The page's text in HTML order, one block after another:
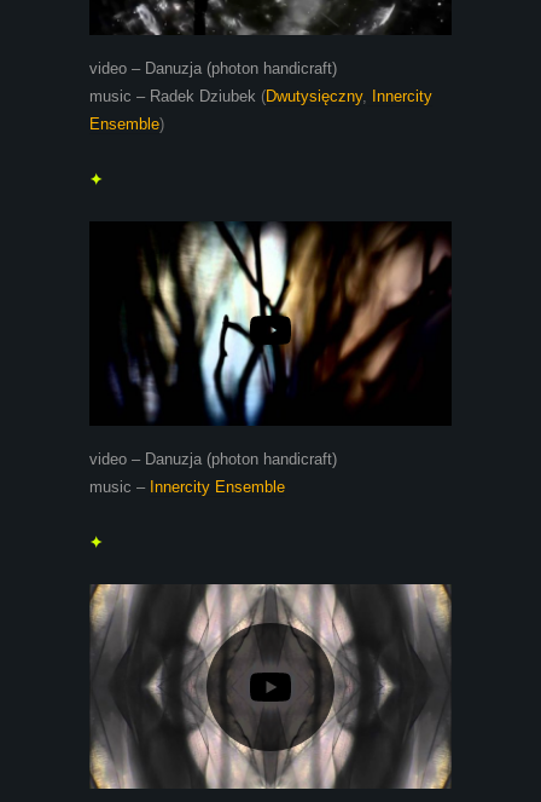
video – Danuzja (photon handicraft)
music – Radek Dziubek (Dwutysięczny, Innercity
Ensemble)
✦
video – Danuzja (photon handicraft)
music – Innercity Ensemble
✦